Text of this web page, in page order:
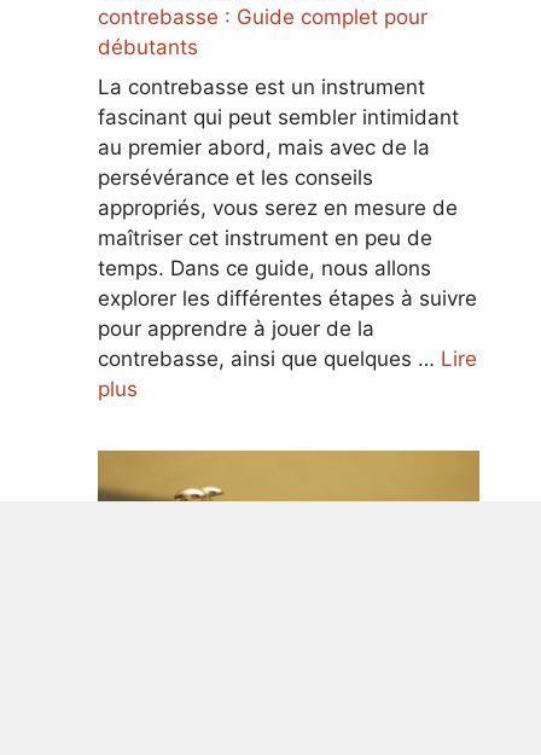
contrebasse : Guide complet pour
débutants
La contrebasse est un instrument
fascinant qui peut sembler intimidant
au premier abord, mais avec de la
persévérance et les conseils
appropriés, vous serez en mesure de
maîtriser cet instrument en peu de
temps. Dans ce guide, nous allons
explorer les différentes étapes à suivre
pour apprendre à jouer de la
contrebasse, ainsi que quelques … Lire
plus